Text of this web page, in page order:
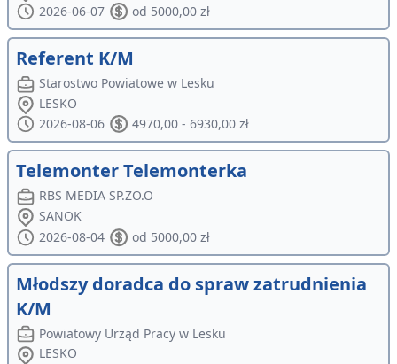
2026-06-07
od 5000,00 zł
Referent K/M
Starostwo Powiatowe w Lesku
LESKO
2026-08-06
4970,00 - 6930,00 zł
Telemonter Telemonterka
RBS MEDIA SP.ZO.O
SANOK
2026-08-04
od 5000,00 zł
Młodszy doradca do spraw zatrudnienia
K/M
Powiatowy Urząd Pracy w Lesku
LESKO